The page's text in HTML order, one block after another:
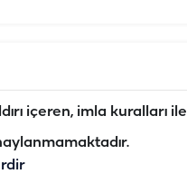
içeren, imla kuralları ile